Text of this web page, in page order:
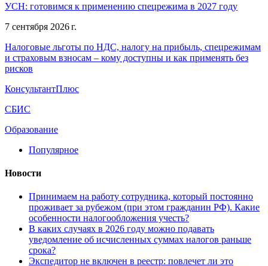
УСН: готовимся к применению спецрежима в 2027 году
7 сентября 2026 г.
Налоговые льготы по НДС, налогу на прибыль, спецрежимам
и страховым взносам – кому доступны и как применять без
рисков
КонсультантПлюс
СБИС
Образование
Популярное
Новости
Принимаем на работу сотрудника, который постоянно
проживает за рубежом (при этом гражданин РФ). Какие
особенности налогообложения учесть?
В каких случаях в 2026 году можно подавать
уведомление об исчисленных суммах налогов раньше
срока?
Экспедитор не включен в реестр: повлечет ли это